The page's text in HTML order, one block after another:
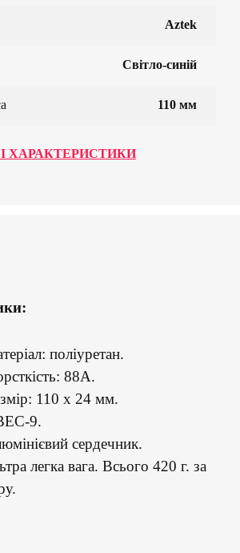
Aztek
Світло-синій
110 мм
ХАРАКТЕРИСТИКИ
поліуретан.
88А.
110 х 24 мм.
9.
сердечник.
легка вага. Всього 420 г. за